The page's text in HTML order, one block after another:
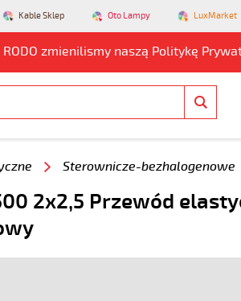
Kable Sklep Oto Lampy LuxMarket
zmienilismy naszą Politykę
Sterownicze-bezhalogenowe
2x2,5 Przewód